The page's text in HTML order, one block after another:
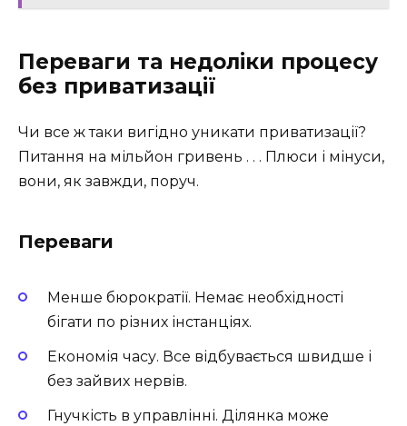
Переваги та недоліки процесу
без приватизації
Чи все ж таки вигідно уникати приватизації?
Питання на мільйон гривень . . . Плюси і мінуси,
вони, як завжди, поруч.
Переваги
Менше бюрократії. Немає необхідності
бігати по різних інстанціях.
Економія часу. Все відбувається швидше і
без зайвих нервів.
Гнучкість в управлінні. Ділянка може